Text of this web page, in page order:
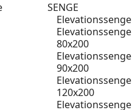
SENGE
Elevationssenge
Elevationssenge
80x200
Elevationssenge
90x200
Elevationssenge
120x200
Elevationssenge